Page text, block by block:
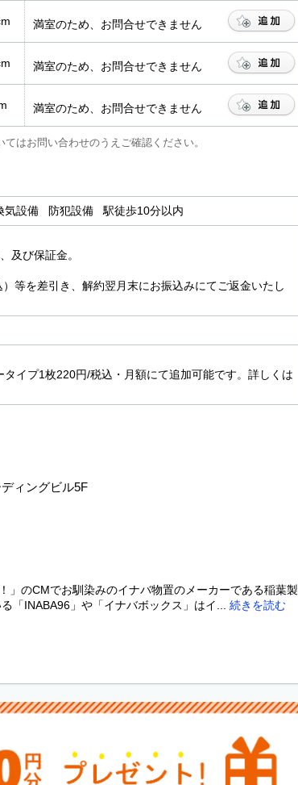
満室のため、お問合せできません
満室のため、お問合せできません
満室のため、お問合せできません
はお問い合わせのうえご確認ください。
設備 防犯設備 駅徒歩10分以内
及び保証金。
等を差引き、解約翌月末にお振込みにてご返金いたし
イプ1枚220円/税込・月額にて追加可能です。詳しくは
ィングビル5F
」のCMでお馴染みのイナバ物置のメーカーである稲葉製
「INABA96」や「イナバボックス」はイ...
続きを読む